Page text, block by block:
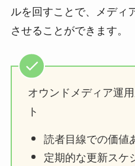
ルを回すことで、メディ
させることができます。
オウンドメディア運
ト
読者目線での価値
定期的な更新スケ